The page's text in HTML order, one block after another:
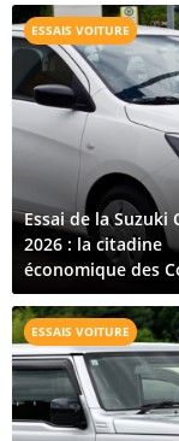
ESSAIS VOITURE
Essai de la Suzuki
2026 : la citadine
économique des
ESSAIS VOITURE